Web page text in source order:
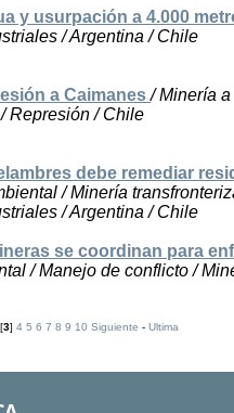
y usurpación a 4.000
/ Argentina / Chile
a Caimanes/ Minería
Represión / Chile
debe remediar
/ Minería
/ Argentina / Chile
se coordinan para
/ Manejo de conflicto /
[3]4 5 6 7 8 9 10 Siguiente -Ultima